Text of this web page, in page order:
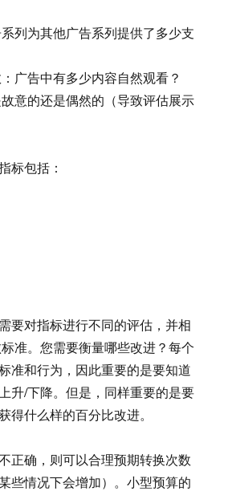
列为其他广告系列提供了多少支
广告中有多少内容自然观看？
意的还是偶然的（导致评估展示
标包括：
要对指标进行不同的评估，并相
准。您需要衡量哪些改进？每个
准和行为，因此重要的是要知道
升/下降。但是，同样重要的是要
得什么样的百分比改进。
正确，则可以合理预期转换次数
些情况下会增加）。小型预算的